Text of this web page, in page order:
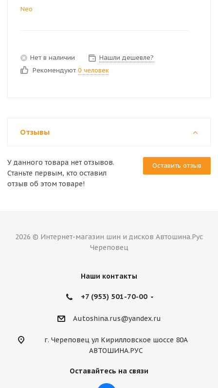
Neo
Нет в наличии
Нашли дешевле?
Рекомендуют 0 человек
Отзывы
Оставить отзыв
У данного товара нет отзывов.
Станьте первым, кто оставил
отзыв об этом товаре!
2026 © Интернет-магазин шин и дисков Автошина.Рус
Череповец
Наши контакты
+7 (953) 501-70-00
Autoshina.rus@yandex.ru
г. Череповец ул Кирилловское шоссе 80А
АВТОШИНА.РУС
Оставайтесь на связи